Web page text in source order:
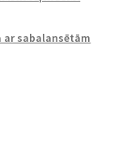
ar sabalansētām